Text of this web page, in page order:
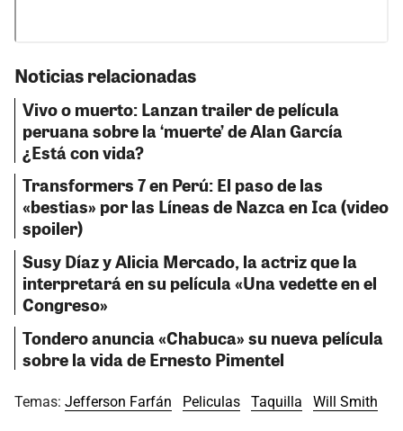
Noticias relacionadas
Vivo o muerto: Lanzan trailer de película
peruana sobre la ‘muerte’ de Alan García
¿Está con vida?
Transformers 7 en Perú: El paso de las
«bestias» por las Líneas de Nazca en Ica (video
spoiler)
Susy Díaz y Alicia Mercado, la actriz que la
interpretará en su película «Una vedette en el
Congreso»
Tondero anuncia «Chabuca» su nueva película
sobre la vida de Ernesto Pimentel
Temas: Jefferson Farfán Peliculas Taquilla Will Smith